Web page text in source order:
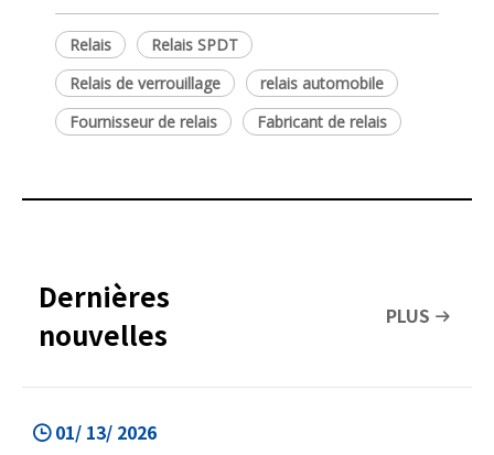
Relais
Relais SPDT
Relais de verrouillage
relais automobile
Fournisseur de relais
Fabricant de relais
Dernières
nouvelles
PLUS
01/ 13/ 2026